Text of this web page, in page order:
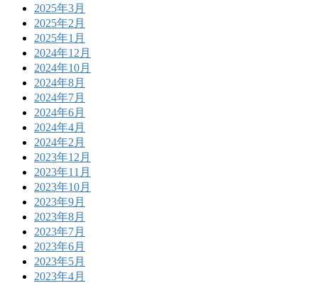
2025年3月
2025年2月
2025年1月
2024年12月
2024年10月
2024年8月
2024年7月
2024年6月
2024年4月
2024年2月
2023年12月
2023年11月
2023年10月
2023年9月
2023年8月
2023年7月
2023年6月
2023年5月
2023年4月